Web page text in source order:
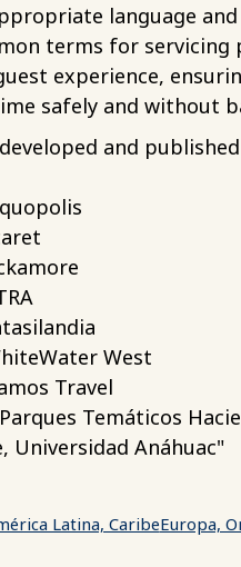
language
terms for
experience,
safely and without
and
West
Travel
Temáticos
Universidad Anáhuac"
Latina, CaribeEuropa,